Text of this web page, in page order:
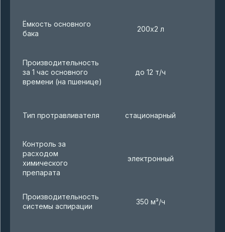
Ёмкость основного
бака
Производительность
за 1 час основного
времени (на пшенице)
Тип протравливателя
Контроль за
расходом
химического
препарата
Производительность
системы аспирации
200х2 л
до 12 т/ч
стационарный
электронный
350 м³/ч